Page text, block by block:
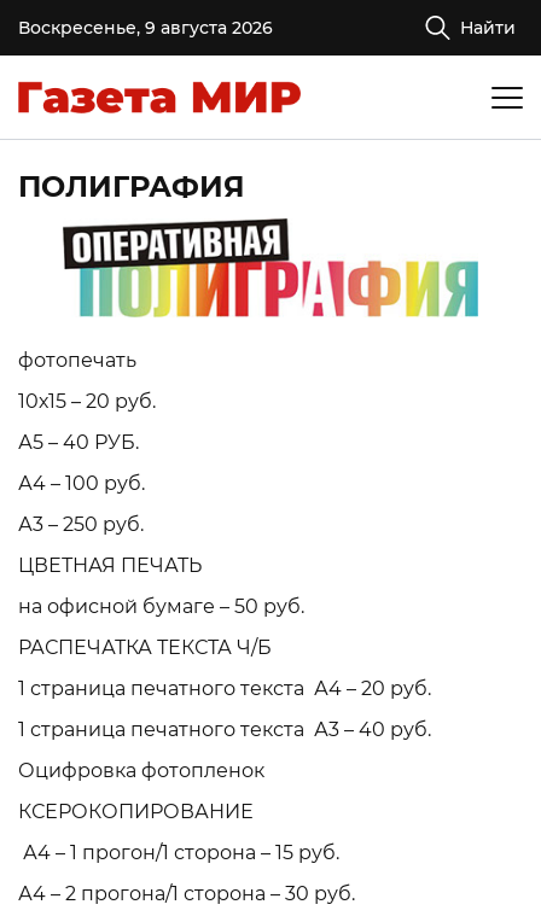
Воскресенье, 9 августа 2026 Найти
ПОЛИГРАФИЯ
фотопечать
10х15 – 20 руб.
А5 – 40 РУБ.
А4 – 100 руб.
А3 – 250 руб.
ЦВЕТНАЯ ПЕЧАТЬ
на офисной бумаге – 50 руб.
РАСПЕЧАТКА ТЕКСТА Ч/Б
1 страница печатного текста А4 – 20 руб.
1 страница печатного текста А3 – 40 руб.
Оцифровка фотопленок
КСЕРОКОПИРОВАНИЕ
А4 – 1 прогон/1 сторона – 15 руб.
А4 – 2 прогона/1 сторона – 30 руб.